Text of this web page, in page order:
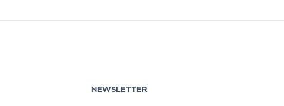
NEWSLETTER